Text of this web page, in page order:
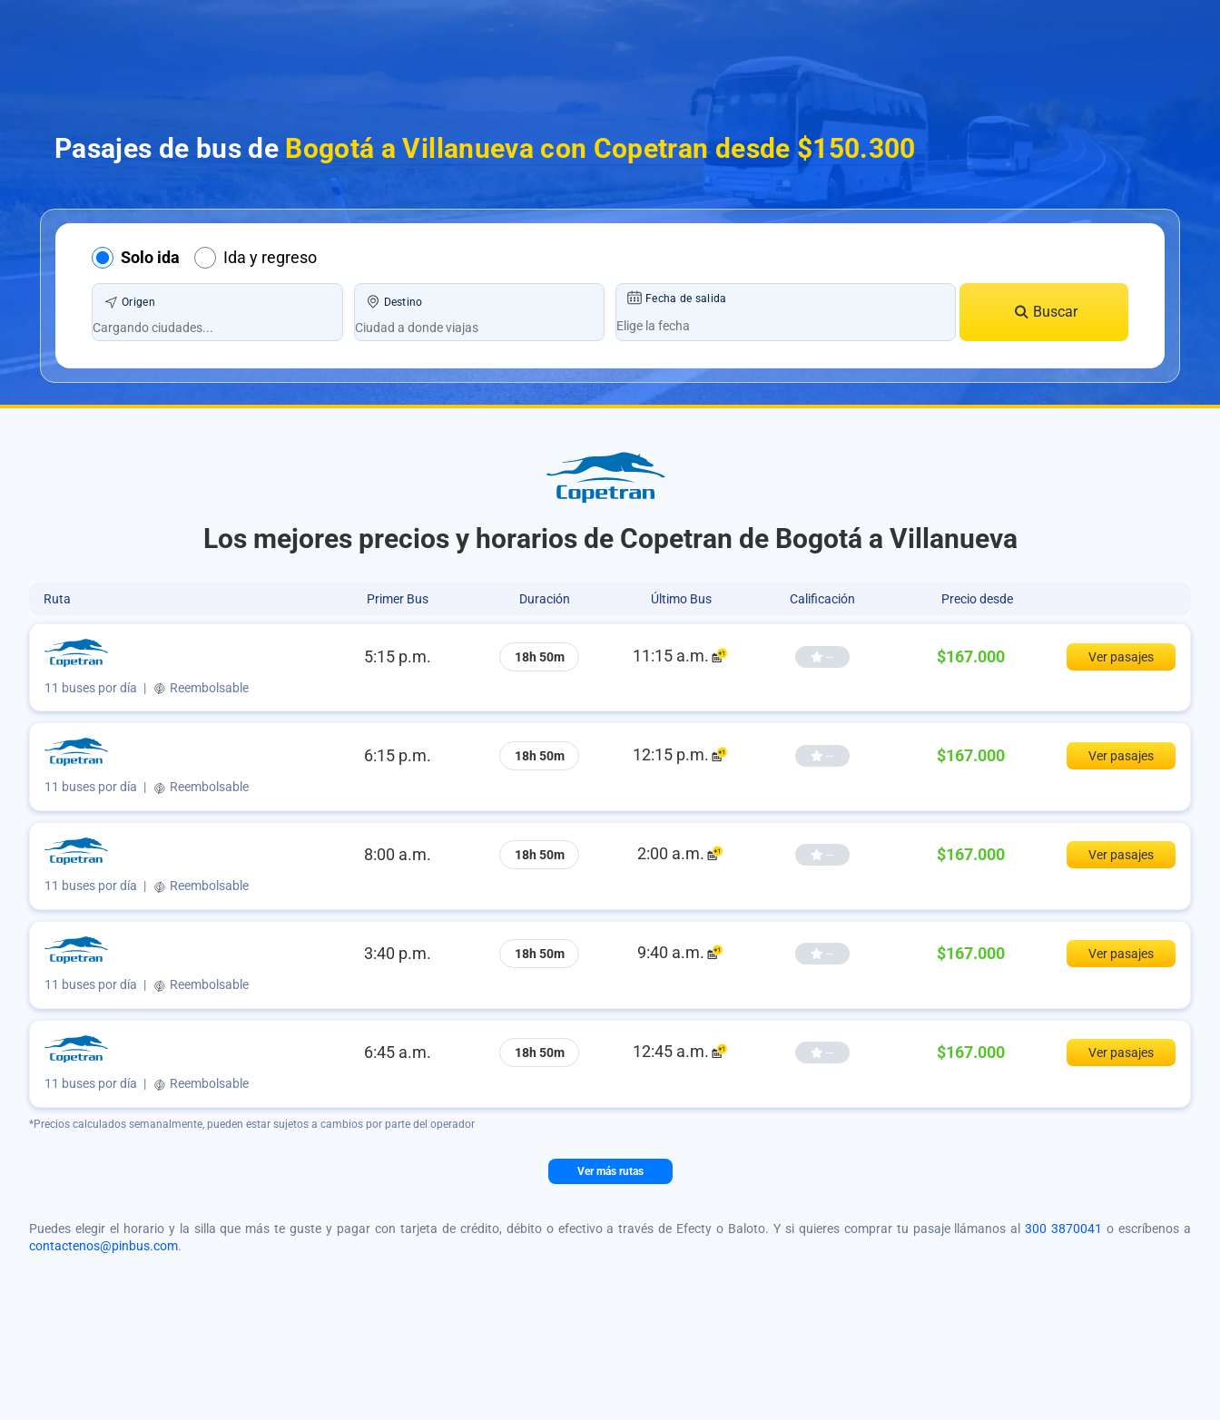
Pasajes de bus de Bogotá a Villanueva con Copetran desde $150.300
Solo ida Ida y regreso
Origen Destino Fecha de salida
Buscar
Los mejores precios y horarios de Copetran de Bogotá a Villanueva
Ruta Primer Bus Duración Último Bus Calificación Precio desde
5:15 p.m. 18h 50m 11:15 a.m. -- $167.000 Ver pasajes
11 buses por día | Reembolsable
6:15 p.m. 18h 50m 12:15 p.m. -- $167.000 Ver pasajes
11 buses por día | Reembolsable
8:00 a.m. 18h 50m 2:00 a.m. -- $167.000 Ver pasajes
11 buses por día | Reembolsable
3:40 p.m. 18h 50m 9:40 a.m. -- $167.000 Ver pasajes
11 buses por día | Reembolsable
6:45 a.m. 18h 50m 12:45 a.m. -- $167.000 Ver pasajes
11 buses por día | Reembolsable
*Precios calculados semanalmente, pueden estar sujetos a cambios por parte del operador
Ver más rutas
Puedes elegir el horario y la silla que más te guste y pagar con tarjeta de crédito, débito o efectivo a través de Efecty o Baloto. Y si quieres comprar tu pasaje llámanos al300 3870041 o escríbenos a
contactenos@pinbus.com.